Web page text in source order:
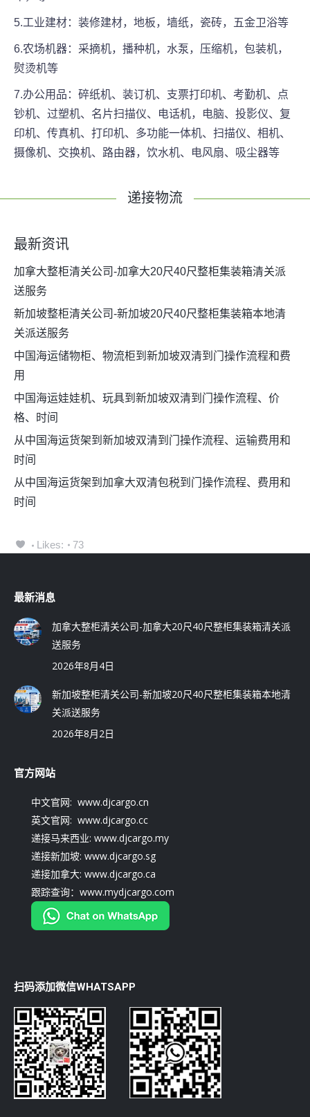
5.工业建材：装修建材，地板，墙纸，瓷砖，五金卫浴等
6.农场机器：采摘机，播种机，水泵，压缩机，包装机，
熨烫机等
7.办公用品：碎纸机、装订机、支票打印机、考勤机、点
钞机、过塑机、名片扫描仪、电话机，电脑、投影仪、复
印机、传真机、打印机、多功能一体机、扫描仪、相机、
摄像机、交换机、路由器，饮水机、电风扇、吸尘器等
递接物流
最新资讯
加拿大整柜清关公司-加拿大20尺40尺整柜集装箱清关派
送服务
新加坡整柜清关公司-新加坡20尺40尺整柜集装箱本地清
关派送服务
中国海运储物柜、物流柜到新加坡双清到门操作流程和费
用
中国海运娃娃机、玩具到新加坡双清到门操作流程、价
格、时间
从中国海运货架到新加坡双清到门操作流程、运输费用和
时间
从中国海运货架到加拿大双清包税到门操作流程、费用和
时间
Likes: 73
最新消息
加拿大整柜清关公司-加拿大20尺40尺整柜集装箱清关派
送服务
2026年8月4日
新加坡整柜清关公司-新加坡20尺40尺整柜集装箱本地清
关派送服务
2026年8月2日
官方网站
中文官网: www.djcargo.cn
英文官网: www.djcargo.cc
递接马来西业: www.djcargo.my
递接新加坡: www.djcargo.sg
递接加拿大: www.djcargo.ca
跟踪查询：www.mydjcargo.com
扫码添加微信WHATSAPP